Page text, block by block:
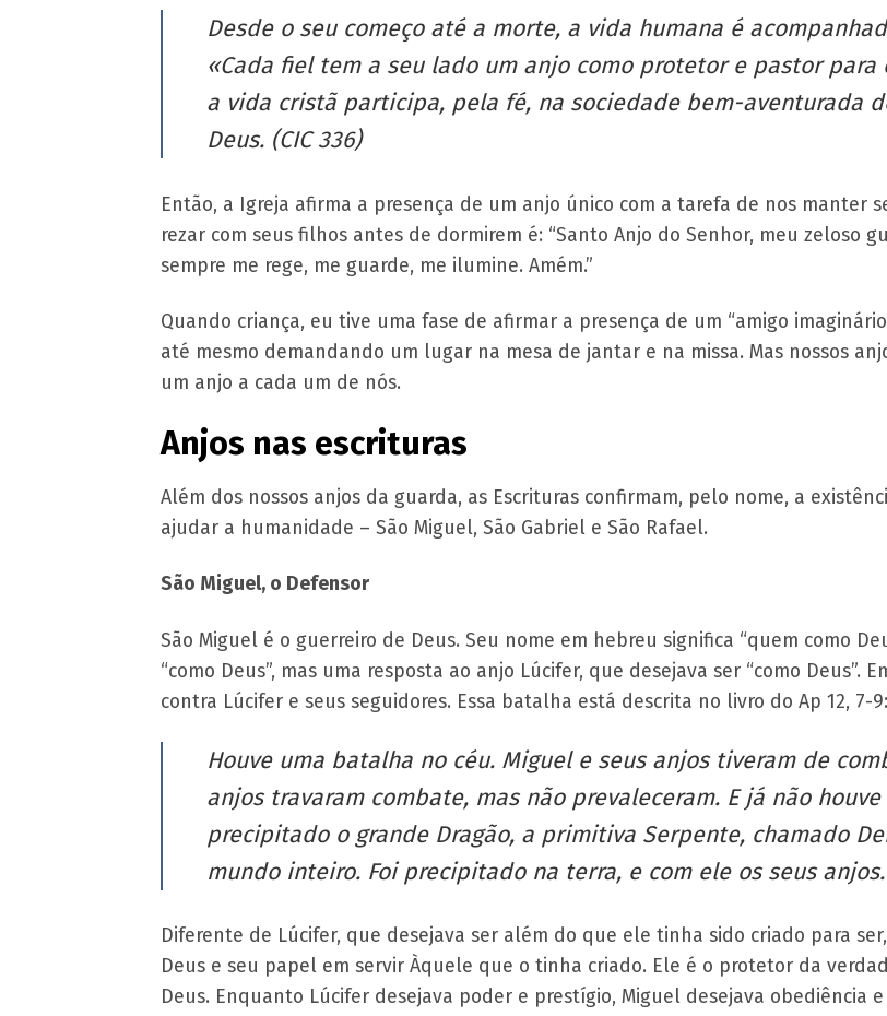
Desde o seu começo até a morte, a vida humana é
«Cada fiel tem a seu lado um anjo como protetor e pastor para
a vida cristã participa, pela fé, na sociedade bem-aventurada
Deus. (CIC 336)
Então, a Igreja afirma a presença de um anjo único com a tarefa de nos manter
rezar com seus filhos antes de dormirem é: “Santo Anjo do Senhor, meu zeloso
sempre me rege, me guarde, me ilumine. Amém.”
Quando criança, eu tive uma fase de afirmar a presença de um “amigo
até mesmo demandando um lugar na mesa de jantar e na missa. Mas nossos
um anjo a cada um de nós.
Anjos nas escrituras
Além dos nossos anjos da guarda, as Escrituras confirmam, pelo nome, a
ajudar a humanidade – São Miguel, São Gabriel e São Rafael.
São Miguel, o Defensor
São Miguel é o guerreiro de Deus. Seu nome em hebreu significa “quem como
“como Deus”, mas uma resposta ao anjo Lúcifer, que desejava ser “como
contra Lúcifer e seus seguidores. Essa batalha está descrita no livro do Ap 12, 7-9:
Houve uma batalha no céu. Miguel e seus anjos tiveram de
anjos travaram combate, mas não prevaleceram. E já não
precipitado o grande Dragão, a primitiva Serpente, chamado
mundo inteiro. Foi precipitado na terra, e com ele os seus anjos.
Diferente de Lúcifer, que desejava ser além do que ele tinha sido criado para
Deus e seu papel em servir Àquele que o tinha criado. Ele é o protetor da
Deus. Enquanto Lúcifer desejava poder e prestígio, Miguel desejava obediência